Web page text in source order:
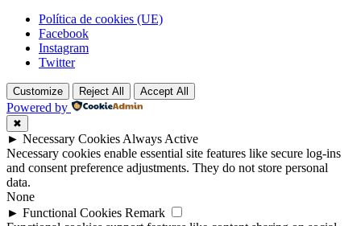
Footer
navigation
Política de cookies (UE)
Facebook
Instagram
Twitter
Customize Reject All Accept All
Powered by
✖
► Necessary Cookies Always Active
Necessary cookies enable essential site features like secure log-ins
and consent preference adjustments. They do not store personal
data.
None
► Functional Cookies Remark